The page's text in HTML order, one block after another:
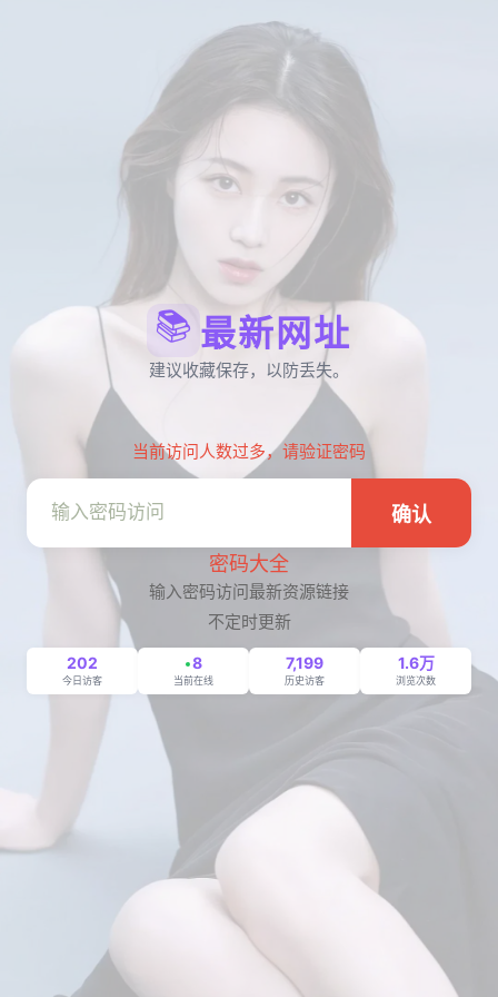
📚 最新网址
建议收藏保存，以防丢失。
当前访问人数过多，请验证密码
确认
密码大全
输入密码访问最新资源链接
不定时更新
202
今日访客
8
当前在线
7,199
历史访客
1.6万
浏览次数